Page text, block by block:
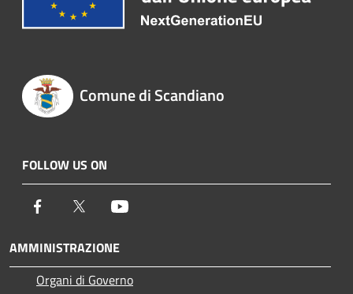
Comune di Scandiano
FOLLOW US ON
Facebook Twitter
AMMINISTRAZIONE
Organi di Governo